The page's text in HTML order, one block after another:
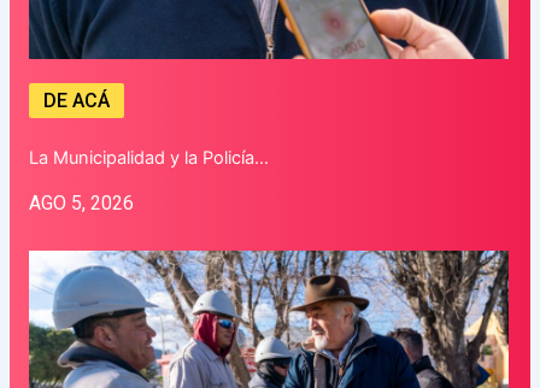
DE ACÁ
La Municipalidad y la Policía…
AGO 5, 2026